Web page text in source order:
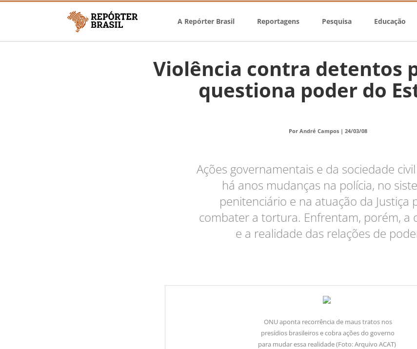
A Repórter Brasil Reportagens Pesquisa Educação
Violência contra detentos
questiona poder do
Por André Campos | 24/03/08
Ações governamentais e da sociedade
há anos mudanças na polícia, no
penitenciário e na atuação da Justiça
combater a tortura. Enfrentam, porém, a
e a realidade das relações de
ONU aponta recorrência de maus tratos nos
presídios brasileiros e cobra ações do governo
para mudar essa realidade (Foto: Arquivo ACAT)